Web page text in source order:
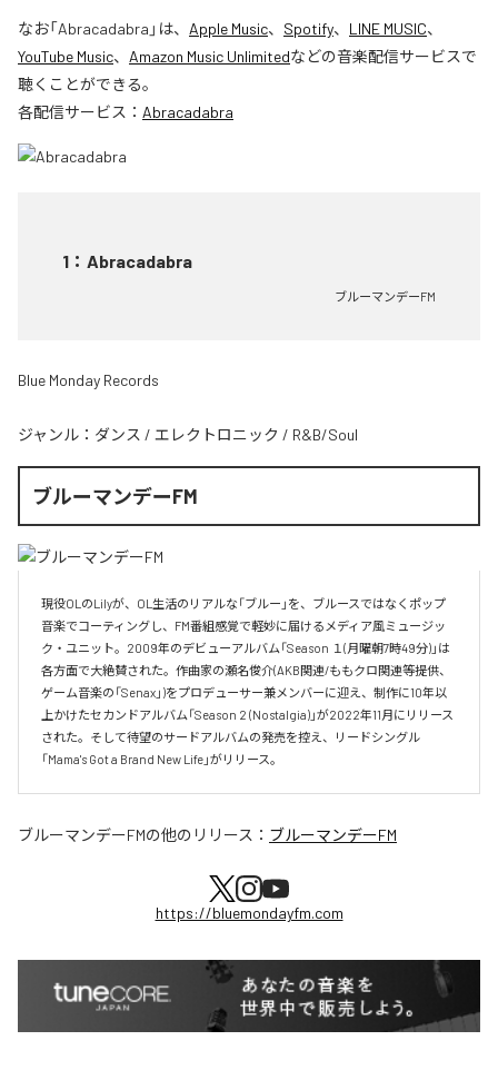
なお「Abracadabra 」は、 Apple Music、 Spotify、 LINE MUSIC、
YouTube Music、 Amazon Music Unlimitedなどの音楽配信サービスで
聴くことができる。
各配信サービス： Abracadabra
1 ： Abracadabra
ブルーマンデーFM
Blue Monday Records
ジャンル： ダンス / エレクトロニック / R&B/Soul
ブルーマンデーFM
現役OLのLilyが、OL生活のリアルな「ブルー」を、ブルースではなくポップ
音楽でコーティングし、FM番組感覚で軽妙に届けるメディア風ミュージッ
ク・ユニット。2009年のデビューアルバム「Season １(月曜朝7時49分)」は
各方面で大絶賛された。作曲家の瀬名俊介(AKB関連/ももクロ関連等提供、
ゲーム音楽の「Senax」)をプロデューサー兼メンバーに迎え、制作に10年以
上かけたセカンドアルバム「Season 2 (Nostalgia)」が2022年11月にリリース
された。そして待望のサードアルバムの発売を控え、リードシングル
「Mama's Got a Brand New Life」がリリース。
ブルーマンデーFMの他のリリース： ブルーマンデーFM
https://bluemondayfm.com